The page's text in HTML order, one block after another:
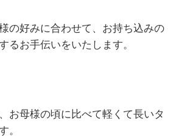
の好みに合わせて、お持ち込みの
るお手伝いをいたします。
お母様の頃に比べて軽くて長いタ
。